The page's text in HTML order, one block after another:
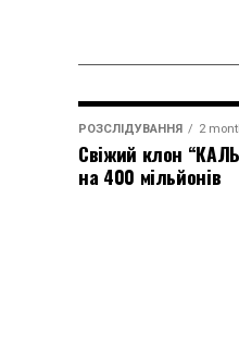
РОЗСЛІДУВАННЯ 2
Свіжий клон
на 400 мільйонів